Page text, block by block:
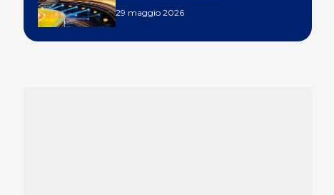
29 maggio 2026